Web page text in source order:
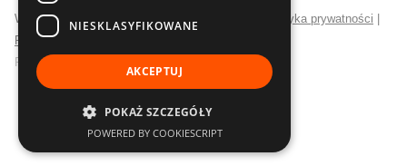
Wszelkie prawa zastrzeżone © Delta Training | Polityka prywatności
Polityka jakości
Realizacja:
NIESKLASYFIKOWANE
AKCEPTUJ
POKAŻ SZCZEGÓŁY
POWERED BY COOKIESCRIPT